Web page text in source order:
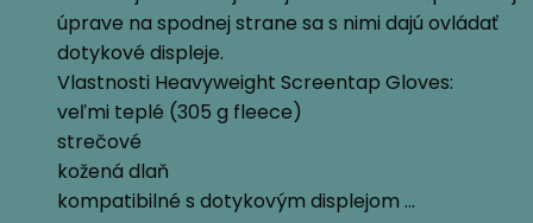
úprave na spodnej strane sa s nimi dajú ovládať
dotykové displeje.
Vlastnosti Heavyweight Screentap Gloves:
veľmi teplé (305 g fleece)
strečové
kožená dlaň
kompatibilné s dotykovým displejom …